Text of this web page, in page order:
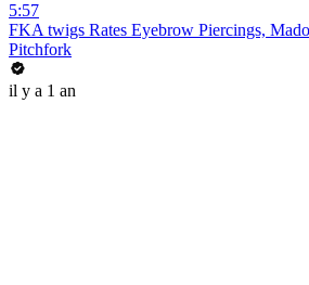
5:57
FKA twigs Rates Eyebrow Piercings,
Pitchfork
il y a 1 an